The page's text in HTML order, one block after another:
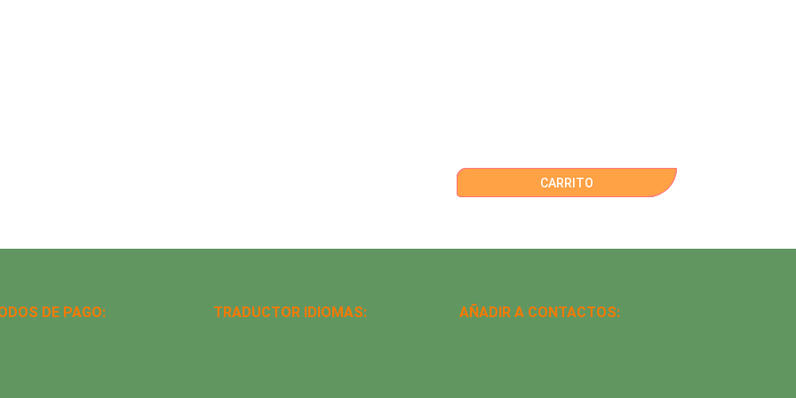
CARRITO
DE PAGO: TRADUCTOR IDIOMAS: AÑADIR A CONTACTOS: